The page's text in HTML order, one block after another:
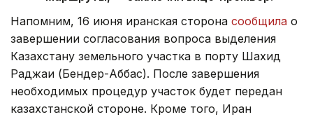
Напомним, 16 июня иранская сторона сообщила о
завершении согласования вопроса выделения
Казахстану земельного участка в порту Шахид
Раджаи (Бендер-Аббас). После завершения
необходимых процедур участок будет передан
казахстанской стороне. Кроме того, Иран